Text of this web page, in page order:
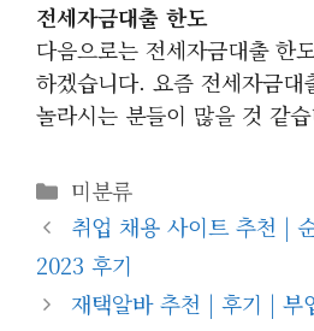
전세자금대출 한도
다음으로는 전세자금대출 한
하겠습니다. 요즘 전세자금대
놀라시는 분들이 많을 것 같
카
테
고
리
미분류
취업 채용 사이트 추천 |
2023 후기
재택알바 추천 | 후기 | 부